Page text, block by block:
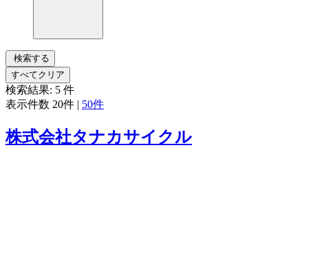
検索する
すべてクリア
検索結果: 5 件
表示件数 20件 | 50件
株式会社タナカサイクル